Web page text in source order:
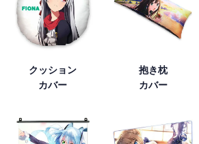
クッション
カバー
抱き枕
カバー